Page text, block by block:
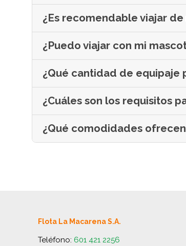
¿Es recomendable viajar
¿Puedo viajar con mi
¿Qué cantidad de equipaje
¿Cuáles son los requisitos
¿Qué comodidades
Flota La Macarena S.A.
Teléfono: 601 421 2256